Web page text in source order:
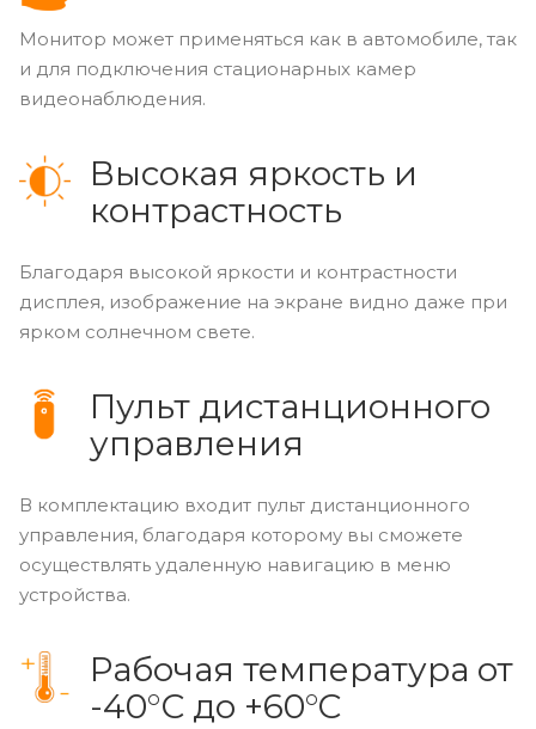
Монитор может применяться как в автомобиле, так
и для подключения стационарных камер
видеонаблюдения.
Высокая яркость и
контрастность
Благодаря высокой яркости и контрастности
дисплея, изображение на экране видно даже при
ярком солнечном свете.
Пульт дистанционного
управления
В комплектацию входит пульт дистанционного
управления, благодаря которому вы сможете
осуществлять удаленную навигацию в меню
устройства.
Рабочая температура от
-40°С до +60°C